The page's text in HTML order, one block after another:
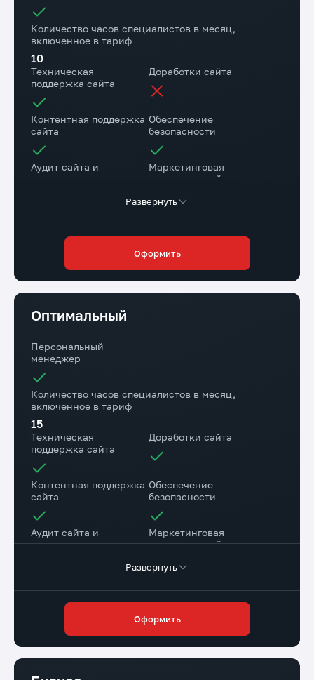
Количество часов специалистов в месяц,
включенное в тариф
10
Техническая
поддержка сайта
Доработки сайта
Контентная поддержка
сайта
Обеспечение
безопасности
Аудит сайта и
рекомендации
Маркетинговая
поддержка сайта
поддержка
Резервное копирование сайта на наш диск
1 раз в квартал
Резервное копирование на хостинге Исполнителя
Ежедневно
Время реакции на задачи
Обычные задачи - до 24 ч.
Срочные задачи - до 1 ч.
Развернуть
Оформить
Оптимальный
Персональный
менеджер
Количество часов специалистов в месяц,
включенное в тариф
15
Техническая
поддержка сайта
Доработки сайта
Контентная поддержка
сайта
Обеспечение
безопасности
Аудит сайта и
рекомендации
Маркетинговая
поддержка сайта
поддержка
Резервное копирование сайта на наш диск
1 раз в месяц
Резервное копирование на хостинге Исполнителя
Ежедневно
Развернуть
Оформить